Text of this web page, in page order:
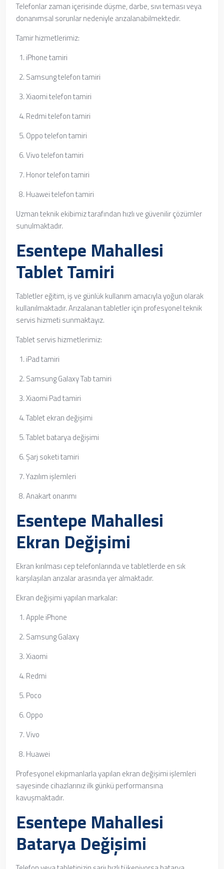
Telefonlar zaman içerisinde düşme, darbe, sıvı teması veya
donanımsal sorunlar nedeniyle arızalanabilmektedir.
Tamir hizmetlerimiz:
iPhone tamiri
Samsung telefon tamiri
Xiaomi telefon tamiri
Redmi telefon tamiri
Oppo telefon tamiri
Vivo telefon tamiri
Honor telefon tamiri
Huawei telefon tamiri
Uzman teknik ekibimiz tarafından hızlı ve güvenilir çözümler
sunulmaktadır.
Esentepe Mahallesi
Tablet Tamiri
Tabletler eğitim, iş ve günlük kullanım amacıyla yoğun olarak
kullanılmaktadır. Arızalanan tabletler için profesyonel teknik
servis hizmeti sunmaktayız.
Tablet servis hizmetlerimiz:
iPad tamiri
Samsung Galaxy Tab tamiri
Xiaomi Pad tamiri
Tablet ekran değişimi
Tablet batarya değişimi
Şarj soketi tamiri
Yazılım işlemleri
Anakart onarımı
Esentepe Mahallesi
Ekran Değişimi
Ekran kırılması cep telefonlarında ve tabletlerde en sık
karşılaşılan arızalar arasında yer almaktadır.
Ekran değişimi yapılan markalar:
Apple iPhone
Samsung Galaxy
Xiaomi
Redmi
Poco
Oppo
Vivo
Huawei
Profesyonel ekipmanlarla yapılan ekran değişimi işlemleri
sayesinde cihazlarınız ilk günkü performansına
kavuşmaktadır.
Esentepe Mahallesi
Batarya Değişimi